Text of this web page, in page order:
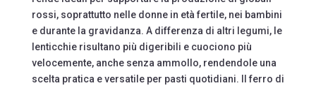
rossi, soprattutto nelle donne in età fertile, nei bambini
e durante la gravidanza. A differenza di altri legumi, le
lenticchie risultano più digeribili e cuociono più
velocemente, anche senza ammollo, rendendole una
scelta pratica e versatile per pasti quotidiani. Il ferro di